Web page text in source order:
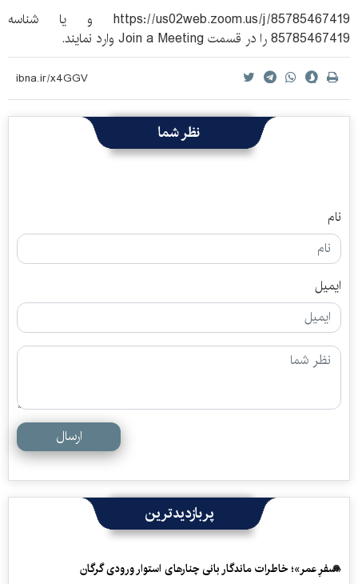
https://us02web.zoom.us/j/85785467419 و یا شناسه
85785467419 را در قسمت Join a Meeting وارد نمایند.
نظر شما
نام
ایمیل
ارسال
پربازدیدترین
«سفرِ عمر»؛ خاطرات ماندگار بانی چنارهای استوار ورودی گرگان